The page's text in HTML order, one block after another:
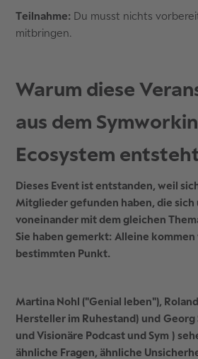
Teilnahme: Du musst nichts
mitbringen.
Warum diese
aus dem
Ecosystem
Dieses Event ist entstanden, weil
Mitglieder gefunden haben, die sich
voneinander mit dem gleichen
Sie haben gemerkt: Alleine kommen
bestimmten Punkt.
Martina Nohl ("Genial leben"),
Hersteller im Ruhestand) und Georg
und Visionäre Podcast und Sym )
ähnliche Fragen, ähnliche